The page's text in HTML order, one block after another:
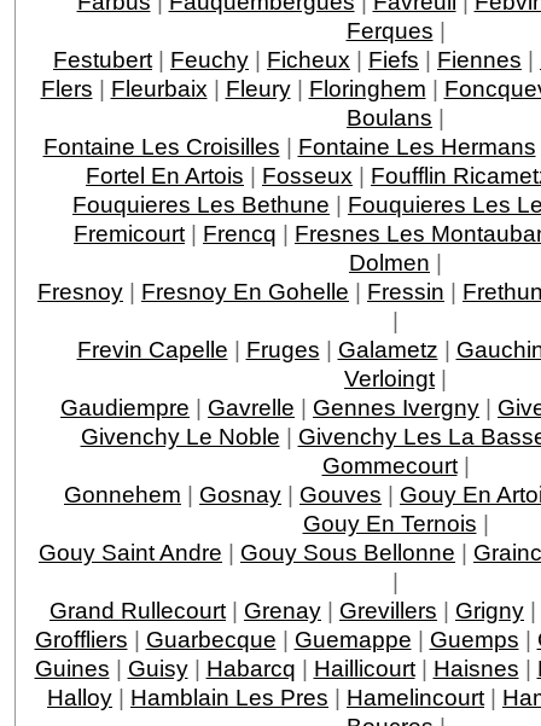
Ferques |
Festubert | Feuchy | Ficheux | Fiefs | Fiennes |
Flers | Fleurbaix | Fleury| Floringhem |
Boulans |
Fontaine Les Croisilles | Fontaine Les Hermans
Fortel En Artois | Fosseux | Foufflin
Fouquieres Les Bethune | Fouquieres Les
Fremicourt | Frencq | Fresnes Les
Dolmen |
Fresnoy | Fresnoy En Gohelle | Fressin |
|
Frevin Capelle | Fruges | Galametz |
Verloingt |
Gaudiempre | Gavrelle | Gennes Ivergny |
Givenchy Le Noble | Givenchy Les La
Gommecourt|
Gonnehem | Gosnay | Gouves | Gouy En
Gouy En Ternois |
Gouy Saint Andre | Gouy Sous Bellonne |
|
Grand Rullecourt | Grenay | Grevillers | Grigny |
Groffliers | Guarbecque | Guemappe | Guemps |
Guines | Guisy| Habarcq | Haillicourt| Haisnes |
Halloy | Hamblain Les Pres | Hamelincourt |